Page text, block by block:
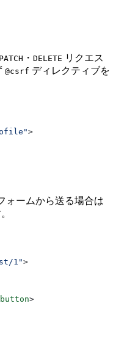
PATCH ・ DELETE リクエス
@csrf ディレクティブを
>
ォームから送る場合は
1">
button>